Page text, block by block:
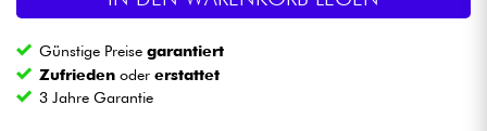
Blasinstrumente
Günstige Preisegarantiert
Zufrieden odererstattet
3 Jahre Garantie